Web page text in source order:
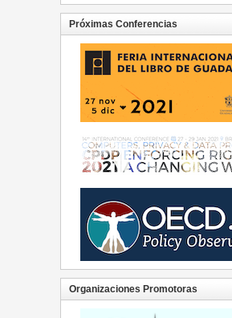
Próximas Conferencias
Organizaciones Promotoras